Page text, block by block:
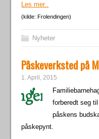
Les mer..
(kilde: Frolendingen)
Nyheter
Påskeverksted på
1. April, 2015
forberedt seg
påskens
påskepynt.